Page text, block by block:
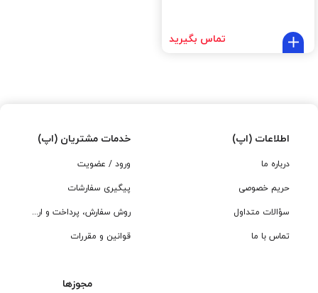
تماس بگیرید
اطلاعات (اپ)
درباره ما
حریم خصوصی
سؤالات متداول
تماس با ما
خدمات مشتریان (اپ)
ورود / عضویت
پیگیری سفارشات
روش سفارش، پرداخت و ارسال
قوانین و مقررات
مجوزها